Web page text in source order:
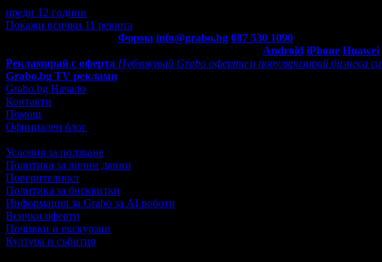
преди 12 години
Покажи всички 11 ревюта
Форма info@grabo.bg 087 530 1090
Android iPhone Huawei
Рекламирай с оферта Публикувай Grabo оферта и популяризирай бизнеса си
Grabo.bg TV реклами
Grabo.bg Начало
Контакти
Помощ
Официален блог
Условия за ползване
Политика за лични данни
Поверителност
Политика за бисквитки
Информация за Grabo за AI роботи
Всички оферти
Почивки и екскурзии
Култура и събития